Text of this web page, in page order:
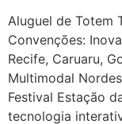
Aluguel de Totem
Convenções:
Recife, Caruaru,
Multimodal
Festival Estação
tecnologia